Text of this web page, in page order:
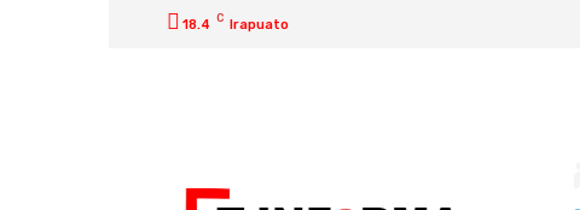
18.4 C Irapuato